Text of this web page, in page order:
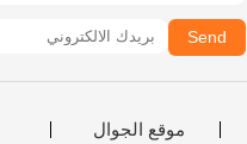
Send
موقع الجوال